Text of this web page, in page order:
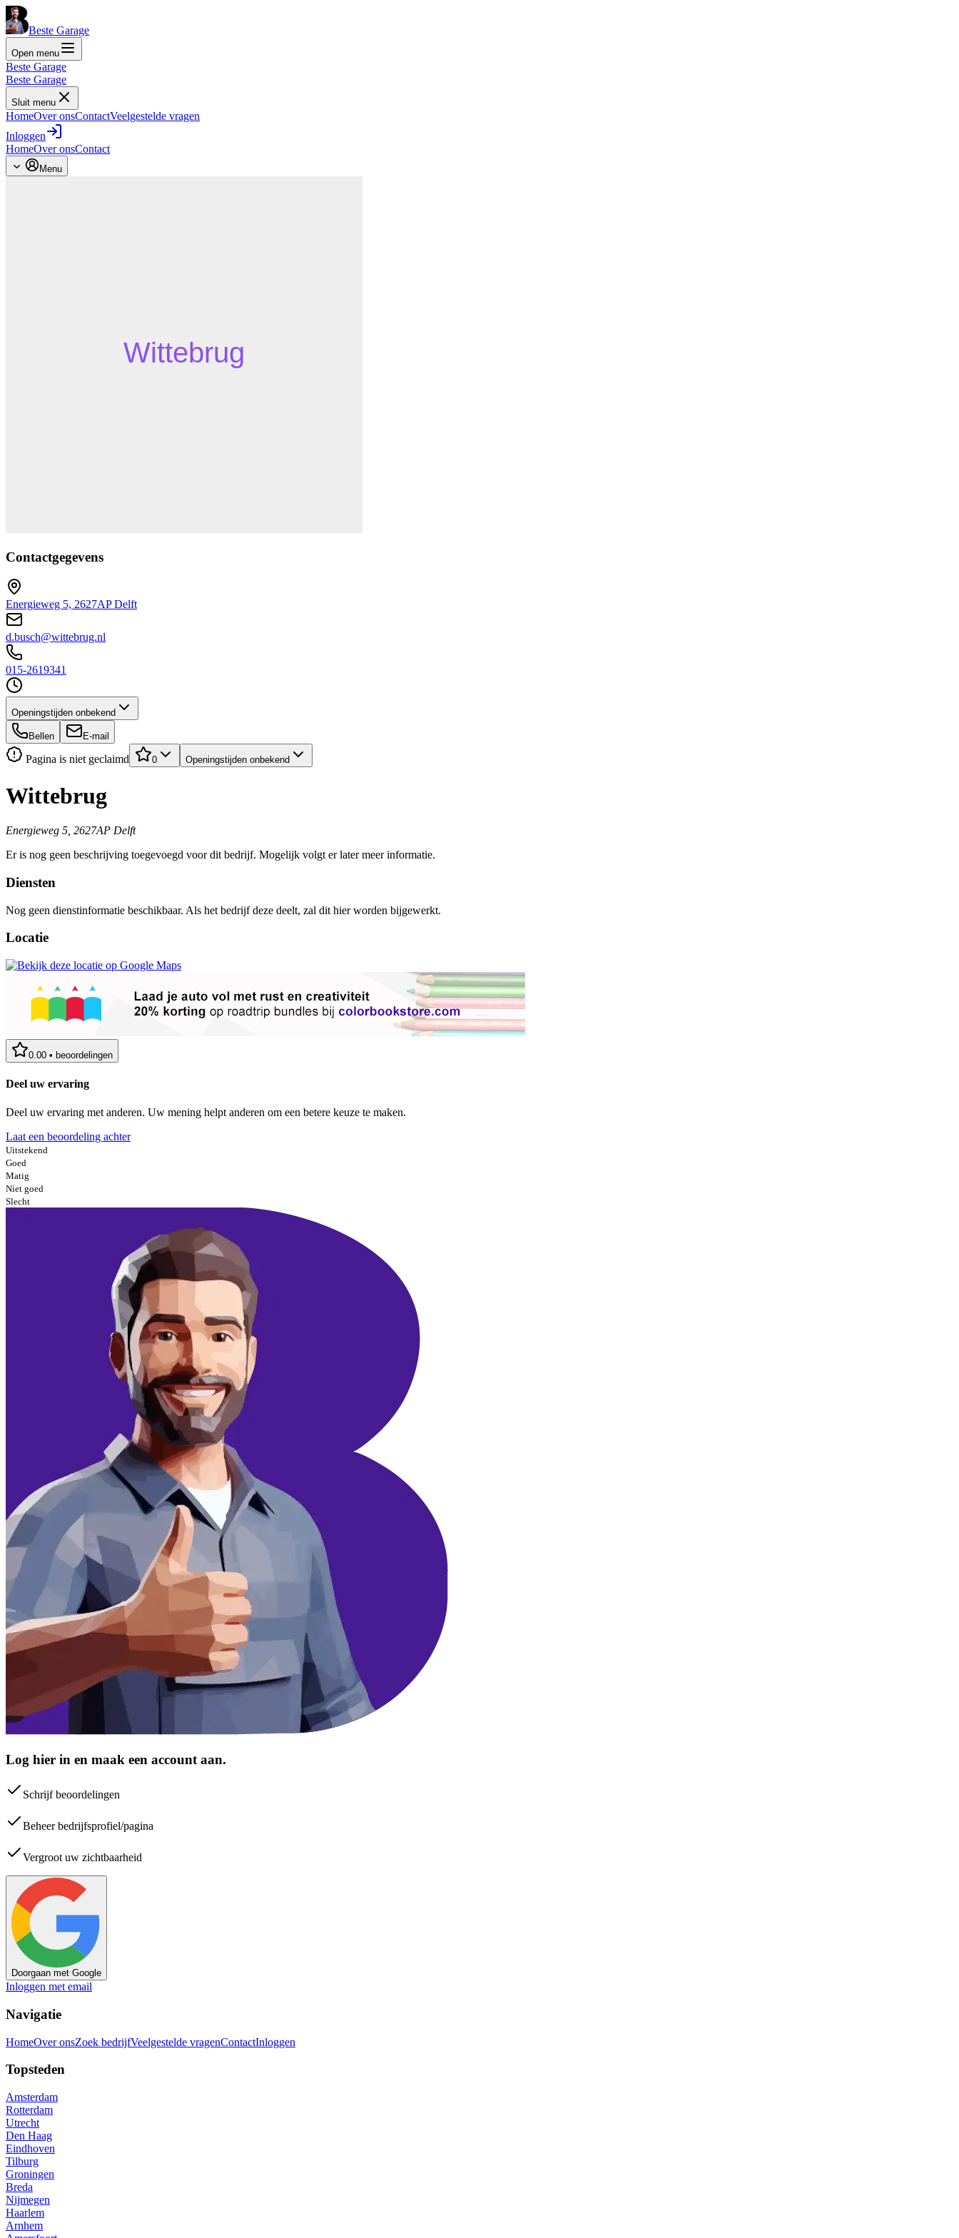
Beste Garage
Open menu
Beste Garage
Beste Garage
Sluit menu
HomeOver onsContactVeelgestelde vragen
Inloggen
HomeOver onsContact
Menu
Contactgegevens
Energieweg 5, 2627AP Delft
d.busch@wittebrug.nl
015-2619341
Openingstijden onbekend
Bellen E-mail
Pagina is niet geclaimd 0 Openingstijden onbekend
Wittebrug
Energieweg 5, 2627AP Delft
Er is nog geen beschrijving toegevoegd voor dit bedrijf. Mogelijk volgt er later meer informatie.
Diensten
Nog geen dienstinformatie beschikbaar. Als het bedrijf deze deelt, zal dit hier worden bijgewerkt.
Locatie
0.00 • beoordelingen
Deel uw ervaring
Deel uw ervaring met anderen. Uw mening helpt anderen om een betere keuze te maken.
Laat een beoordeling achter
Uitstekend
Goed
Matig
Niet goed
Slecht
Log hier in en maak een account aan.
Schrijf beoordelingen
Beheer bedrijfsprofiel/pagina
Vergroot uw zichtbaarheid
Doorgaan met Google
Inloggen met email
Navigatie
HomeOver onsZoek bedrijfVeelgestelde vragenContactInloggen
Topsteden
Amsterdam
Rotterdam
Utrecht
Den Haag
Eindhoven
Tilburg
Groningen
Breda
Nijmegen
Haarlem
Arnhem